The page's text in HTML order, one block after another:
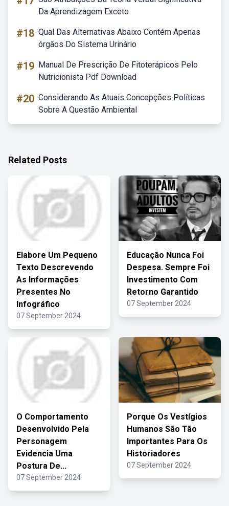
Da Aprendizagem Exceto
#18 Qual Das Alternativas Abaixo Contém Apenas
órgãos Do Sistema Urinário
#19 Manual De Prescrição De Fitoterápicos Pelo
Nutricionista Pdf Download
#20 Considerando As Atuais Concepções Políticas
Sobre A Questão Ambiental
Related Posts
Elabore Um Pequeno
Texto Descrevendo
As Informações
Presentes No
Infográfico
07 September 2024
Educação Nunca Foi
Despesa. Sempre Foi
Investimento Com
Retorno Garantido
07 September 2024
O Comportamento
Desenvolvido Pela
Personagem
Evidencia Uma
Postura De...
07 September 2024
Porque Os Vestígios
Humanos São Tão
Importantes Para Os
Historiadores
07 September 2024